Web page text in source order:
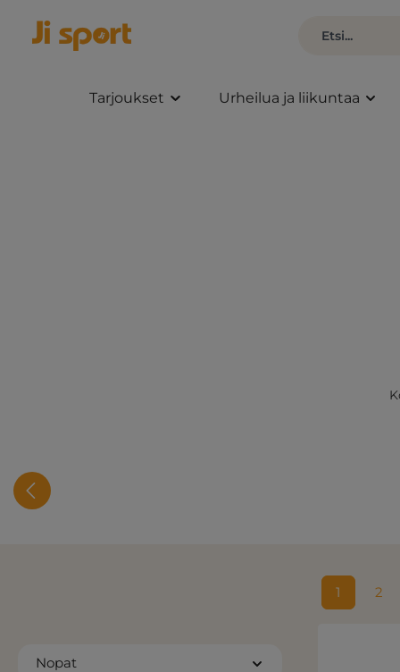
Tarjoukset Urheilua ja liikuntaa
Nopat
Sivu
1 2